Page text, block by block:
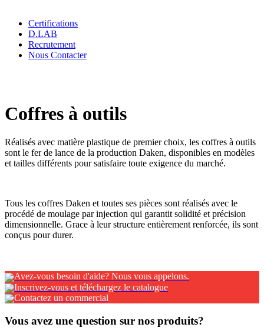
Certifications
D.LAB
Recrutement
Nous Contacter
Coffres à outils
Avez-vous besoin d'aide? Nous vous appelons.
Inscrivez-vous et téléchargez le catalogue
Contactez un commercial
Vous avez une question sur nos produits?